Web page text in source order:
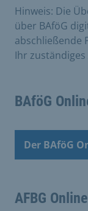
Hinweis: Die
über BAföG
abschließende
Ihr
BAföG
Der BAföG
AFBG